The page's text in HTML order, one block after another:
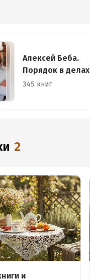
Алексей Беба.
Порядок в делах
345 книг
2
и